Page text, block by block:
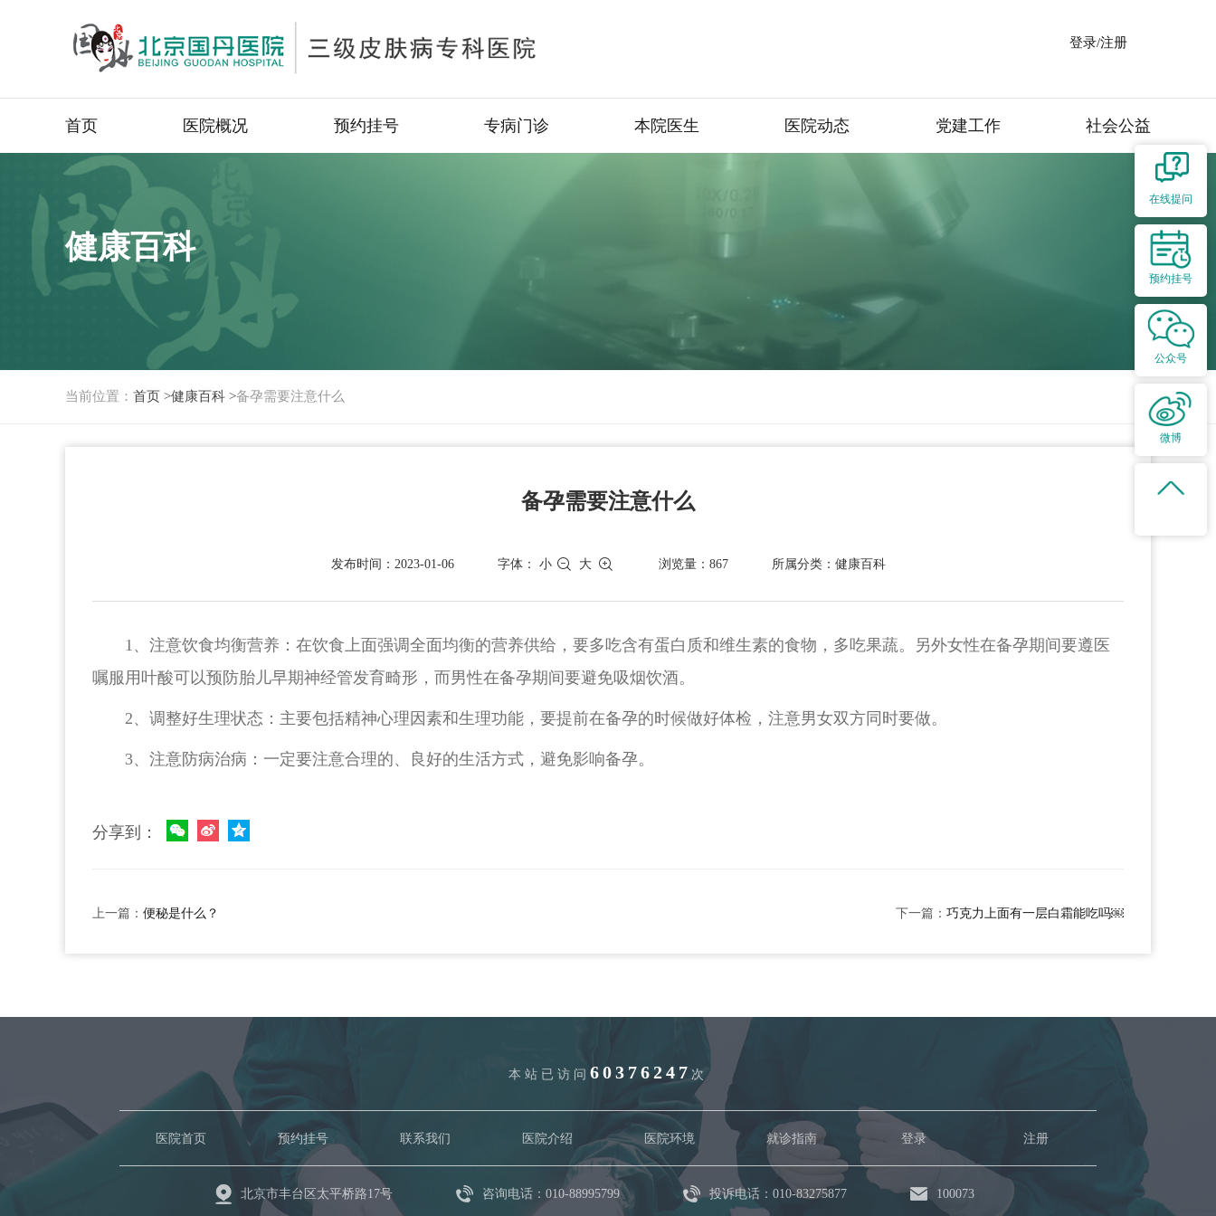
登录/注册
首页 医院概况 预约挂号 专病门诊 本院医生 医院动态 党建工作 社会公益
健康百科
当前位置： 首页 >健康百科 >备孕需要注意什么
备孕需要注意什么
发布时间：2023-01-06 字体： 小 大 浏览量：867 所属分类：健康百科
1、注意饮食均衡营养：在饮食上面强调全面均衡的营养供给，要多吃含有蛋白质和维生素的食物，多吃果蔬。另外女性在备孕期间要遵医
嘱服用叶酸可以预防胎儿早期神经管发育畸形，而男性在备孕期间要避免吸烟饮酒。
2、调整好生理状态：主要包括精神心理因素和生理功能，要提前在备孕的时候做好体检，注意男女双方同时要做。
3、注意防病治病：一定要注意合理的、良好的生活方式，避免影响备孕。
分享到：
上一篇： 便秘是什么？ 下一篇： 巧克力上面有一层白霜能吃吗￼
本站已访问 60376247 次
医院首页 预约挂号 联系我们 医院介绍 医院环境 就诊指南 登录 注册
北京市丰台区太平桥路17号 咨询电话：010-88995799 投诉电话：010-83275877 100073
在线提问
预约挂号
公众号
微博